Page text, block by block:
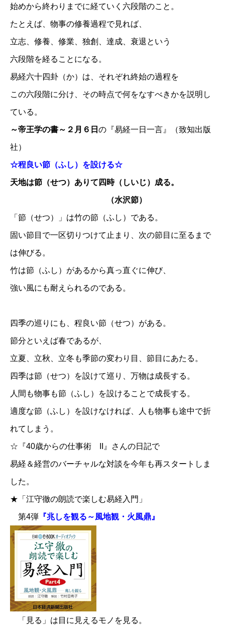
始めから終わりまでに経ていく六段階のこと。
たとえば、物事の修養過程で見れば、
立志、修養、修業、独創、達成、衰退という
六段階を経ることになる。
易経六十四卦（か）は、それぞれ終始の過程を
この六段階に分け、その時点で何をなすべきかを説明し
ている。
～帝王学の書～２月６日 の『易経一日一言』（致知出版
社）
☆程良い節（ふし）を設ける☆
天地は節（せつ）ありて四時（しいじ）成る。
（水沢節）
「節（せつ）」は竹の節（ふし）である。
固い節目で一区切りつけて止まり、次の節目に至るまで
は伸びる。
竹は節（ふし）があるから真っ直ぐに伸び、
強い風にも耐えられるのである。
四季の巡りにも、程良い節（せつ）がある。
節分といえば春であるが、
立夏、立秋、立冬も季節の変わり目、節目にあたる。
四季は節（せつ）を設けて巡り、万物は成長する。
人間も物事も節（ふし）を設けることで成長する。
適度な節（ふし）を設けなければ、人も物事も途中で折
れてしまう。
☆ 『40歳からの仕事術 II』さんの日記で
易経＆経営のバーチャルな対談を今年も再スタートしま
した。
★「江守徹の朗読で楽しむ易経入門」
第4弾 『兆しを観る～風地観・火風鼎』
「見る」は目に見えるモノを見る。